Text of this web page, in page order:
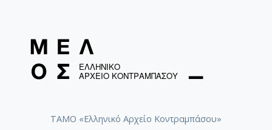
ΤΑΜΟ «Ελληνικό Αρχείο Κοντραμπάσου»